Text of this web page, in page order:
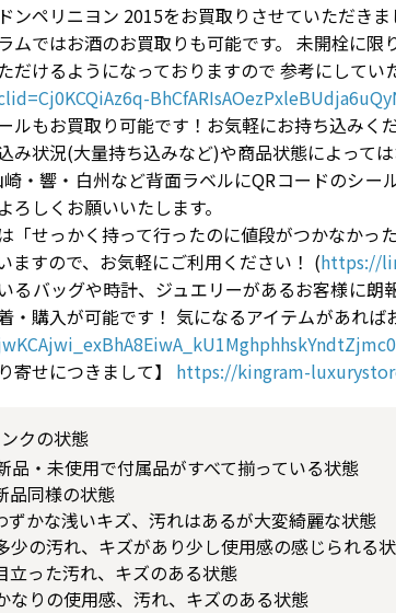
ンペリニヨン 2015をお買取りさせていただきま
ムではお酒のお買取りも可能です。 未開栓に
だけるようになっておりますので 参考にしてい
ルもお買取り可能です！お気軽にお持ち込みくだ
み状況(大量持ち込みなど)や商品状態によっては
・響・白州など背面ラベルにQRコードのシ
ろしくお願いいたします。
「せっかく持って行ったのに値段がつかなか
ますので、お気軽にご利用ください！ (https://
るバッグや時計、ジュエリーがあるお客様に
・購入が可能です！ 気になるアイテムがあれ
寄せにつきまして】 https://kingram-
クの状態
品・未使用で付属品がすべて揃っている状態
品同様の状態
ずかな浅いキズ、汚れはあるが大変綺麗な状態
少の汚れ、キズがあり少し使用感の感じられる
立った汚れ、キズのある状態
なりの使用感、汚れ、キズのある状態